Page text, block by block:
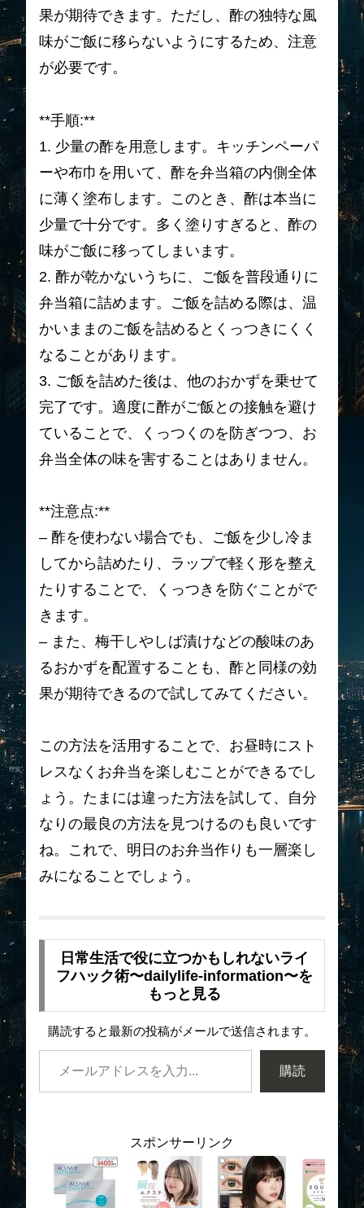
果が期待できます。ただし、酢の独特な風
味がご飯に移らないようにするため、注意
が必要です。
**手順:**
1. 少量の酢を用意します。キッチンペーパ
ーや布巾を用いて、酢を弁当箱の内側全体
に薄く塗布します。このとき、酢は本当に
少量で十分です。多く塗りすぎると、酢の
味がご飯に移ってしまいます。
2. 酢が乾かないうちに、ご飯を普段通りに
弁当箱に詰めます。ご飯を詰める際は、温
かいままのご飯を詰めるとくっつきにくく
なることがあります。
3. ご飯を詰めた後は、他のおかずを乗せて
完了です。適度に酢がご飯との接触を避け
ていることで、くっつくのを防ぎつつ、お
弁当全体の味を害することはありません。
**注意点:**
– 酢を使わない場合でも、ご飯を少し冷ま
してから詰めたり、ラップで軽く形を整え
たりすることで、くっつきを防ぐことがで
きます。
– また、梅干しやしば漬けなどの酸味のあ
るおかずを配置することも、酢と同様の効
果が期待できるので試してみてください。
この方法を活用することで、お昼時にスト
レスなくお弁当を楽しむことができるでし
ょう。たまには違った方法を試して、自分
なりの最良の方法を見つけるのも良いです
ね。これで、明日のお弁当作りも一層楽し
みになることでしょう。
日常生活で役に立つかもしれないライ
フハック術〜dailylife-information〜を
もっと見る
購読すると最新の投稿がメールで送信されます。
購読
スポンサーリンク